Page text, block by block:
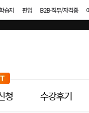
습지 편입 B2B·직무/자격증
스
청 수강후기